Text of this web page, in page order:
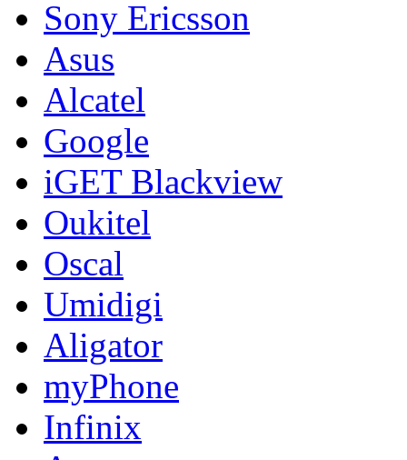
Sony Ericsson
Asus
Alcatel
Google
iGET Blackview
Oukitel
Oscal
Umidigi
Aligator
myPhone
Infinix